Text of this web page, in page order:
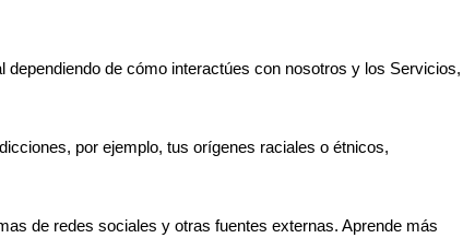
de cómo interactúes con nosotros y los Servicios,
por ejemplo, tus orígenes raciales o étnicos,
de redes sociales y otras fuentes externas. Aprende más